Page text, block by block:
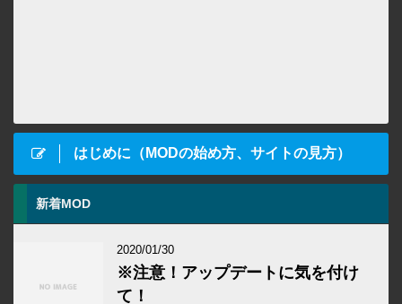
はじめに（MODの始め方、サイトの見方）
新着MOD
2020/01/30
※注意！アップデートに気を付け
て！